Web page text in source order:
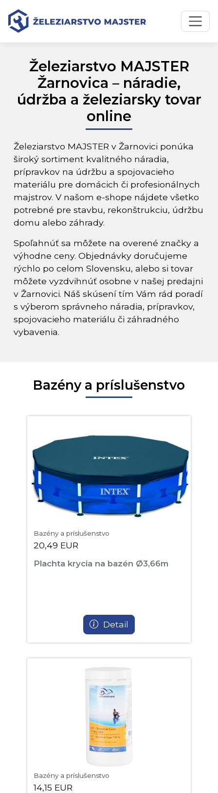
Železiarstvo MAJSTER
Žarnovica – náradie,
údržba a železiarsky tovar
online
Železiarstvo MAJSTER v Žarnovici ponúka
široký sortiment kvalitného náradia,
prípravkov na údržbu a spojovacieho
materiálu pre domácich či profesionálnych
majstrov. V našom e-shope nájdete všetko
potrebné pre stavbu, rekonštrukciu, údržbu
domu alebo záhrady.
Spoľahnúť sa môžete na overené značky a
výhodne ceny. Objednávky doručujeme
rýchlo po celom Slovensku, alebo si tovar
môžete vyzdvihnúť osobne v našej predajni
v Žarnovici. Náš skúsení tím Vám rád poradí
s výberom správneho náradia, prípravkov,
spojovacieho materiálu či záhradného
vybavenia.
Bazény a príslušenstvo
Bazény a príslušenstvo
20,49 EUR
Plachta krycia na bazén Ø3,66m
Detail
Bazény a príslušenstvo
14,15 EUR